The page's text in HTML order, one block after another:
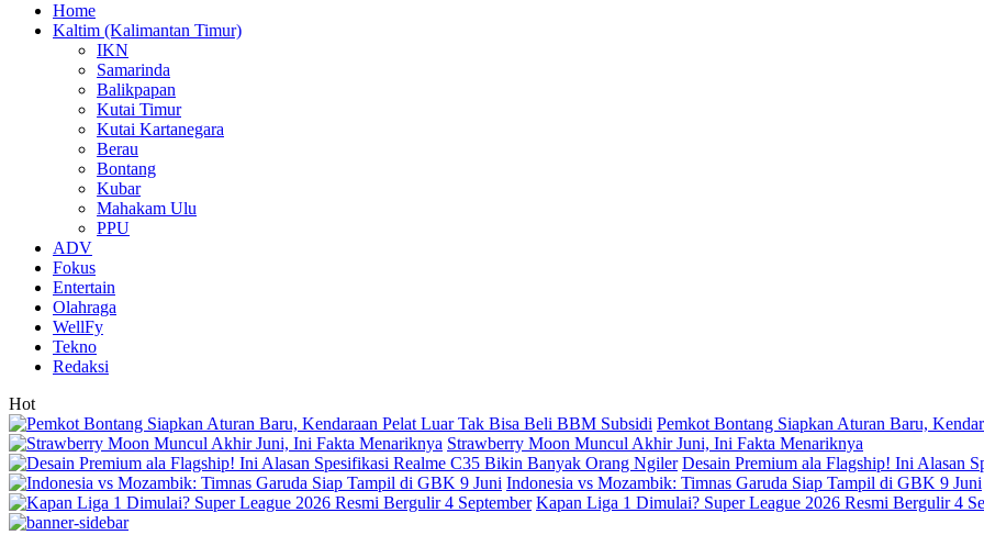
Home
Kaltim (Kalimantan Timur)
IKN
Samarinda
Balikpapan
Kutai Timur
Kutai Kartanegara
Berau
Bontang
Kubar
Mahakam Ulu
PPU
ADV
Fokus
Entertain
Olahraga
WellFy
Tekno
Redaksi
Hot
Pemkot Bontang Siapkan Aturan Baru,
Strawberry Moon Muncul Akhir Juni, Ini Fakta Menariknya
Desain Premium ala Flagship! Ini Alasan
Indonesia vs Mozambik: Timnas Garuda Siap Tampil di GBK 9 Juni
Kapan Liga 1 Dimulai? Super League 2026 Resmi Bergulir 4